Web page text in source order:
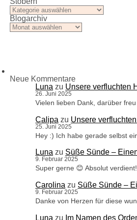
Stöbern
Blogarchiv
Blogarchiv
Neue Kommentare
Luna zu Unsere verfluchten
26. Juni 2025
Vielen lieben Dank, darüber
Calipa zu Unsere
25. Juni 2025
Hey :) Ich habe gerade selbst
Luna zu Süße Sünde –
9. Februar 2025
Super gerne 😊 Absolut verdient!
Carolina zu Süße Sünde –
9. Februar 2025
Danke von Herzen für diese
Luna zu Im Namen des